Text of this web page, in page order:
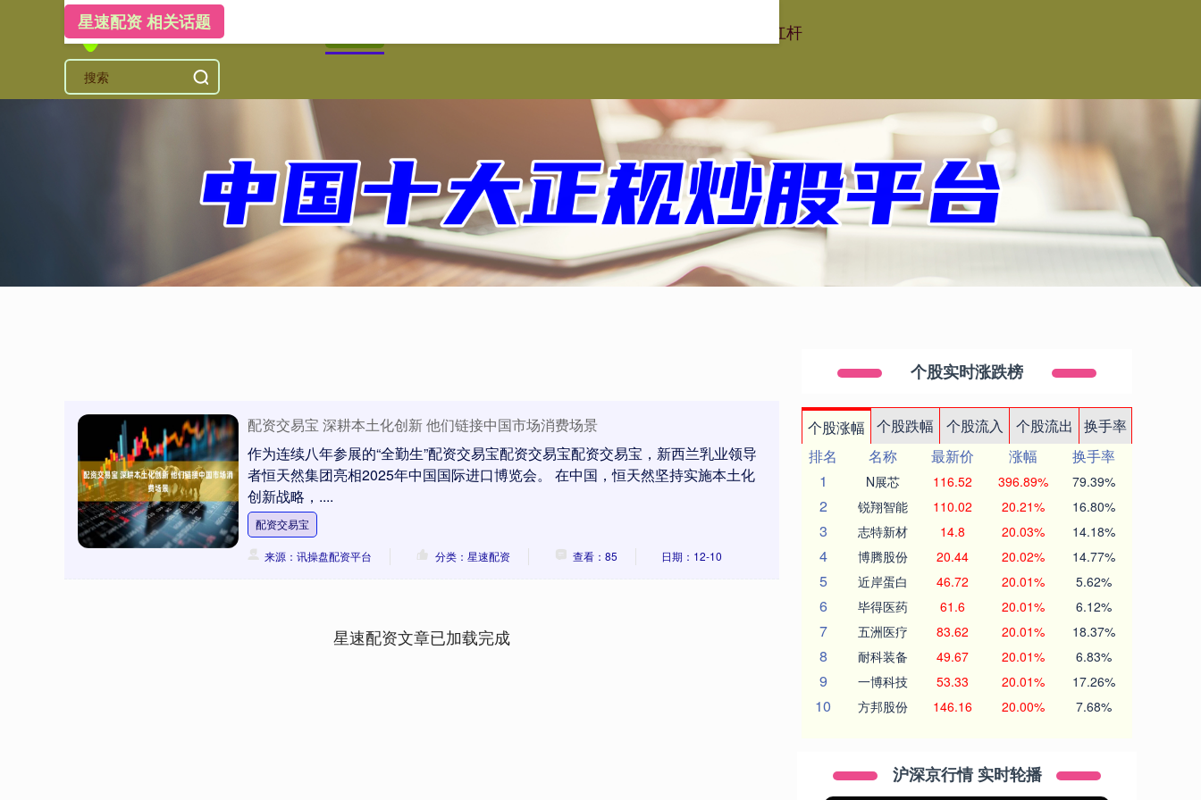
专业实盘配资杠杆
星速配资 相关话题
配资交易宝 深耕本土化创新 他们链接中国市场消费场景
作为连续八年参展的“全勤生”配资交易宝配资交易宝配资交易宝，新西兰乳业领导
者恒天然集团亮相2025年中国国际进口博览会。 在中国，恒天然坚持实施本土化
创新战略，....
配资交易宝
来源：讯操盘配资平台 分类：星速配资 查看：85 日期：12-10
星速配资文章已加载完成
个股实时涨跌榜
个股涨幅 个股跌幅 个股流入 个股流出
换手率
排名
名称 最新价 涨幅
换手率
1
N展芯 116.52 396.89% 79.39%
2 锐翔智能 110.02 20.21% 16.80%
3 志特新材 14.8 20.03% 14.18%
4 博腾股份 20.44 20.02% 14.77%
5 近岸蛋白 46.72 20.01% 5.62%
6 毕得医药 61.6 20.01% 6.12%
7 五洲医疗 83.62 20.01% 18.37%
8 耐科装备 49.67 20.01% 6.83%
9 一博科技 53.33 20.01% 17.26%
10 方邦股份 146.16 20.00% 7.68%
沪深京行情 实时轮播